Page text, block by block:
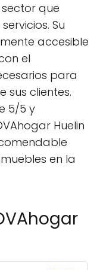
que
Su
accesible
el
para
sus clientes.
5/5 y
Huelin
en la